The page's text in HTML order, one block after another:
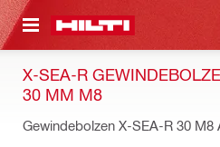
X-SEA-R
30 MM M8
Gewindebolzen X-SEA-R 30 M8